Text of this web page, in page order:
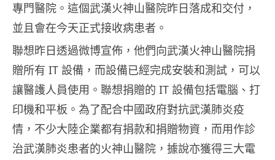
專門醫院。這個武漢火神山醫院昨日落成和交付，
並且會在今天正式接收病患者。
聯想昨日透過微博宣佈，他們向武漢火神山醫院捐
贈所有 IT 設備，而設備已經完成安裝和測試，可以
讓醫護人員使用。聯想捐贈的 IT 設備包括電腦、打
印機和平板。為了配合中國政府對抗武漢肺炎疫
情，不少大陸企業都有捐款和捐贈物資，而用作診
治武漢肺炎患者的火神山醫院，據說亦獲得三大電